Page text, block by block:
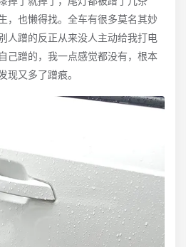
，也懒得找。全车有很多莫名其妙
人蹭的反正从来没人主动给我打电
己蹭的，我一点感觉都没有，根本
现又多了蹭痕。